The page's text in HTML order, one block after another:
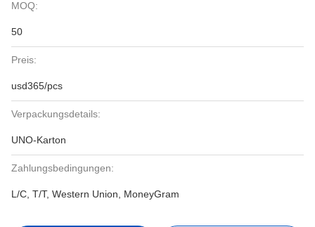
MOQ:
50
Preis:
usd365/pcs
Verpackungsdetails:
UNO-Karton
Zahlungsbedingungen:
L/C, T/T, Western Union, MoneyGram